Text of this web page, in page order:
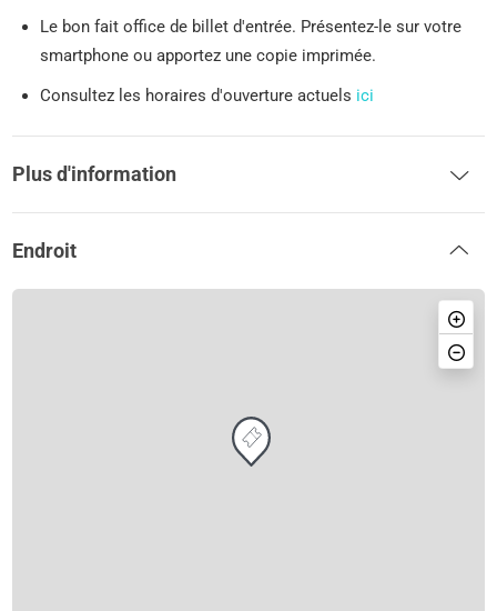
Le bon fait office de billet d'entrée. Présentez-le sur votre
smartphone ou apportez une copie imprimée.
Consultez les horaires d'ouverture actuels ici
Plus d'information
Endroit